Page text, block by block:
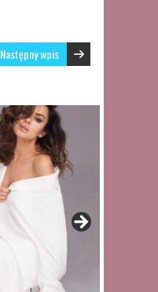
Następny wpis